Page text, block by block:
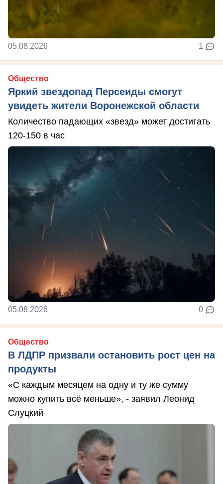
05.08.2026 1
Общество
Яркий звездопад Персеиды смогут
увидеть жители Воронежской области
Количество падающих «звезд» может достигать
120-150 в час
05.08.2026 0
Общество
В ЛДПР призвали остановить рост цен на
продукты
«С каждым месяцем на одну и ту же сумму
можно купить всё меньше», - заявил Леонид
Слуцкий